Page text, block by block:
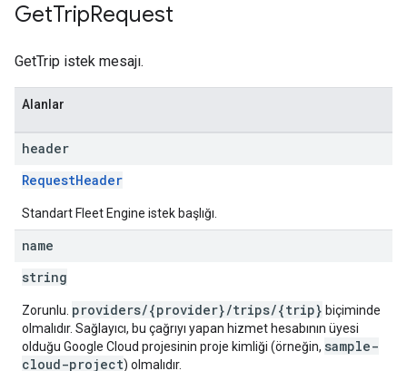
GetTripRequest
GetTrip istek mesajı.
Alanlar
header
RequestHeader
Standart Fleet Engine istek başlığı.
name
string
Zorunlu. providers/{provider}/trips/{trip} biçiminde
olmalıdır. Sağlayıcı, bu çağrıyı yapan hizmet hesabının üyesi
olduğu Google Cloud projesinin proje kimliği (örneğin, sample-
cloud-project) olmalıdır.